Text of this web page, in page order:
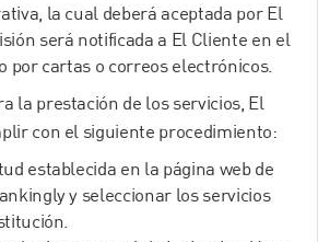
la cual deberá aceptada por El
será notificada a El Cliente en el
por cartas o correos electrónicos.
la prestación de los servicios, El
con el siguiente procedimiento:
establecida en la página web de
y seleccionar los servicios